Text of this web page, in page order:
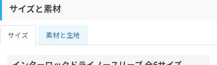
サイズと素材
サイズ 素材と生地